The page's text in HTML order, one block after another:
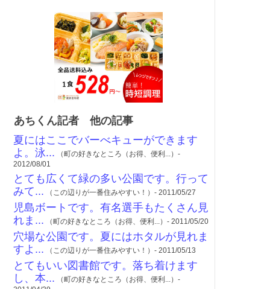
あちくん記者 他の記事
夏にはここでバーべキューができます
よ。泳... （町の好きなところ（お得、便利...）-
2012/08/01
とても広くて緑の多い公園です。行って
みて... （この辺りが一番住みやすい！）- 2011/05/27
児島ボートです。有名選手もたくさん見
れま... （町の好きなところ（お得、便利...）- 2011/05/20
穴場な公園です。夏にはホタルが見れま
すよ... （この辺りが一番住みやすい！）- 2011/05/13
とてもいい図書館です。落ち着けます
し、本... （町の好きなところ（お得、便利...）-